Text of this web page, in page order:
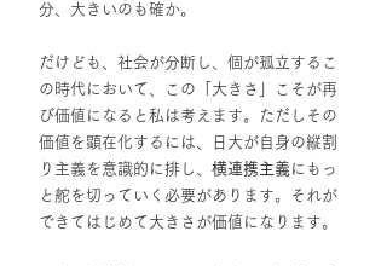
分、大きいのも確か。
だけども、社会が分断し、個が孤立するこ
の時代において、この「大きさ」こそが再
び価値になると私は考えます。ただしその
価値を顕在化するには、日大が自身の縦割
り主義を意識的に排し、 横連携主義 にもっ
と舵を切っていく必要があります。それが
できてはじめて大きさが価値になります。